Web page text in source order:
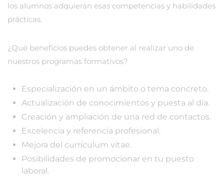
los alumnos adquieran esas competencias y habilidades
prácticas.
¿Qué beneficios puedes obtener al realizar uno de
nuestros programas formativos?
Especialización en un ámbito o tema concreto.
Actualización de conocimientos y puesta al día.
Creación y ampliación de una red de contactos.
Excelencia y referencia profesional.
Mejora del currículum vitae.
Posibilidades de promocionar en tu puesto
laboral.